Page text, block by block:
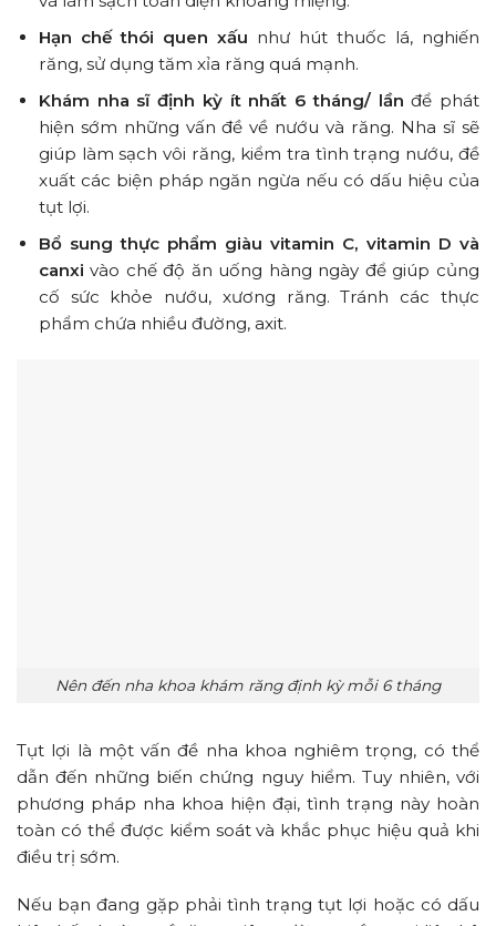
Hạn chế thói quen xấu như hút thuốc lá, nghiến
răng, sử dụng tăm xỉa răng quá mạnh.
Khám nha sĩ định kỳ ít nhất 6 tháng/ lần để phát
hiện sớm những vấn đề về nướu và răng. Nha sĩ sẽ
giúp làm sạch vôi răng, kiểm tra tình trạng nướu, đề
xuất các biện pháp ngăn ngừa nếu có dấu hiệu của
tụt lợi.
Bổ sung thực phẩm giàu vitamin C, vitamin D và
canxi vào chế độ ăn uống hàng ngày để giúp củng
cố sức khỏe nướu, xương răng. Tránh các thực
phẩm chứa nhiều đường, axit.
Nên đến nha khoa khám răng định kỳ mỗi 6 tháng
Tụt lợi là một vấn đề nha khoa nghiêm trọng, có thể
dẫn đến những biến chứng nguy hiểm. Tuy nhiên, với
phương pháp nha khoa hiện đại, tình trạng này hoàn
toàn có thể được kiểm soát và khắc phục hiệu quả khi
điều trị sớm.
Nếu bạn đang gặp phải tình trạng tụt lợi hoặc có dấu